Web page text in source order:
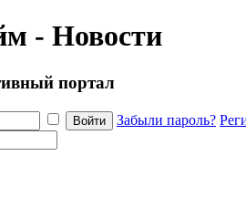
- Новости
портал
Забыли пароль?